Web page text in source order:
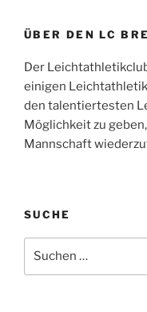
ÜBER DEN LC
Der
einigen
den talentiertesten
Möglichkeit zu
Mannschaft
SUCHE
nach: